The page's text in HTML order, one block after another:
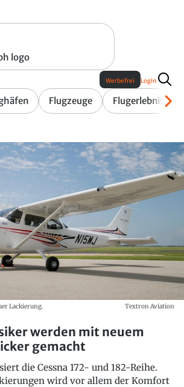
logo
Flugzeuge Flugerlebnis
Werbefrei Login
Lackierung.
Textron Aviation
werden mit neuem
gemacht
die Cessna 172- und 182-Reihe.
wird vor allem der Komfort